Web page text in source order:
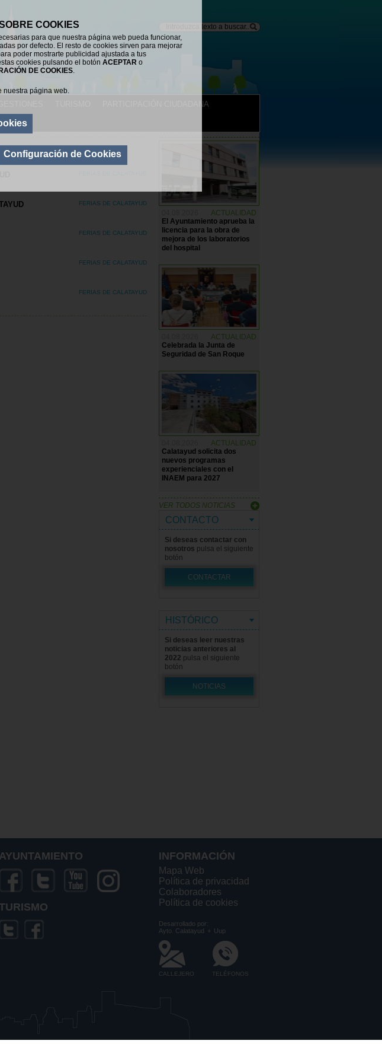
COOKIES
para que nuestra página web pueda funcionar,
por defecto. El resto de cookies sirven para mejorar
poder mostrarte publicidad ajustada a tus
cookies pulsando el botón ACEPTAR o
DE COOKIES.
nuestra página web.
Configuración de Cookies
FERIAS DE CALATAYUD
FERIAS DE CALATAYUD
FERIAS DE CALATAYUD
FERIAS DE CALATAYUD
ACTUALIDAD
El Ayuntamiento aprueba la
licencia para la obra de
mejora de los laboratorios
del hospital
ACTUALIDAD
Celebrada la Junta de
Seguridad de San Roque
ACTUALIDAD
Calatayud solicita dos
nuevos programas
experienciales con el
INAEM para 2027
VER TODOS NOTICIAS
CONTACTO
Si deseas contactar con
nosotros pulsa el siguiente
botón
CONTACTAR
HISTÓRICO
Si deseas leer nuestras
noticias anteriores al
2022 pulsa el siguiente
botón
NOTICIAS
PARTICIPACIÓN CIUDADANA
AYUNTAMIENTO INFORMACIÓN
Mapa Web
Política de privacidad
Colaboradores
Política de cookies
Desarrollado por:
Ayto. Calatayud + Uup
CALLEJERO TELÉFONOS